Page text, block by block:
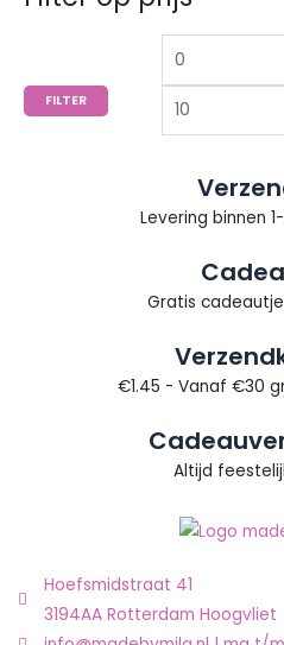
n
a
i
FILTER
Levering binnen
Gratis
€1.45 - Vanaf €30
Altijd
Hoefsmidstraat 41
3194AA Rotterdam Hoogvliet